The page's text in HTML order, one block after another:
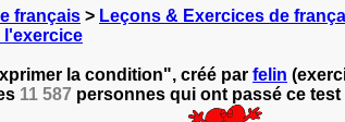
français > Leçons & Exercices de
l'exercice
la condition", créé par felin
11 587 personnes qui ont passé ce test